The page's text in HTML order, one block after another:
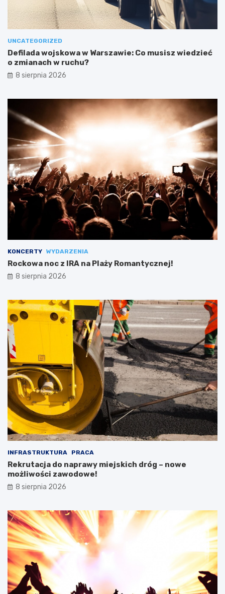
UNCATEGORIZED
Defilada wojskowa w Warszawie: Co musisz wiedzieć
o zmianach w ruchu?
8 sierpnia 2026
KONCERTY WYDARZENIA
Rockowa noc z IRA na Plaży Romantycznej!
8 sierpnia 2026
INFRASTRUKTURA PRACA
Rekrutacja do naprawy miejskich dróg – nowe
możliwości zawodowe!
8 sierpnia 2026